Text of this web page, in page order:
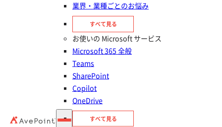
業界・業種ごとのお悩み
すべて見る
お使いの Microsoft サービス
Microsoft 365 全般
Teams
SharePoint
Copilot
OneDrive
すべて見る
セミナー イベント
すべてのセミナー/イベント
2026年8月18日 12:10〜12:50
Microsoft 365のバックアップ、標準機能だけで本当
に足りますか？―ランサムウェア・誤削除・監査に備